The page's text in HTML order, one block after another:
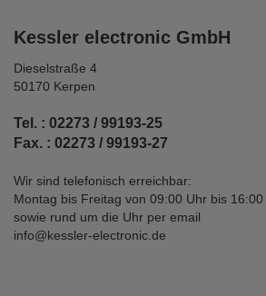
Kessler electronic GmbH
Dieselstraße 4
50170 Kerpen
Tel. : 02273 / 99193-25
Fax. : 02273 / 99193-27
Wir sind telefonisch erreichbar:
Montag bis Freitag von 09:00 Uhr bis 16:00
sowie rund um die Uhr per email
info@kessler-electronic.de